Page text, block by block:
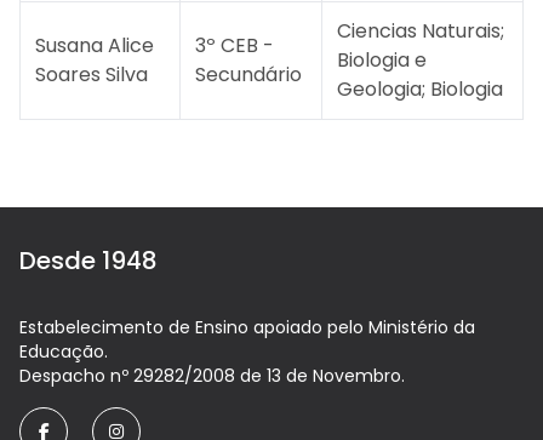
Susana Alice
Soares Silva
3º CEB -
Secundário
Ciencias Naturais;
Biologia e
Geologia; Biologia
Desde 1948
Estabelecimento de Ensino apoiado pelo Ministério da
Educação.
Despacho nº 29282/2008 de 13 de Novembro.